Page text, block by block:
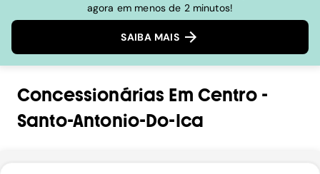
agora em menos de 2 minutos!
SAIBA MAIS
Concessionárias Em Centro-
Santo-Antonio-Do-Ica